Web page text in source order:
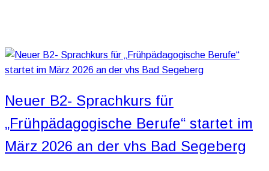
Neuer B2- Sprachkurs für
„Frühpädagogische Berufe“ startet im
März 2026 an der vhs Bad Segeberg